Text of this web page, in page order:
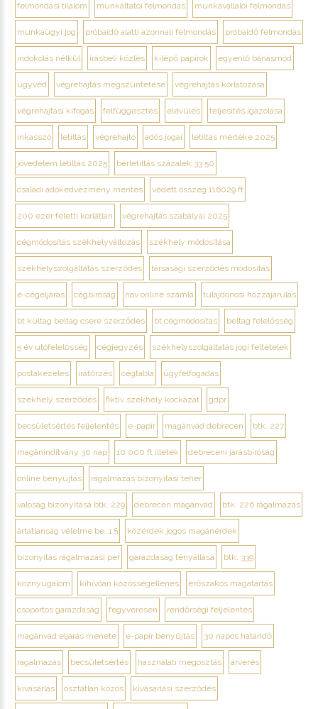
felmondási tilalom munkáltatói felmondás munkavállalói felmondás
munkaügyi jog próbaidő alatti azonnali felmondás próbaidő felmondás
indokolás nélkül írásbeli közlés kilépő papírok egyenlő bánásmód
ügyvéd végrehajtás megszüntetése végrehajtás korlátozása
végrehajtási kifogás felfüggesztés elévülés teljesítés igazolása
inkasszó letiltás végrehajtó adós jogai letiltás mértéke 2025
jövedelem letiltás 2025 bérletiltás százalék 33 50
családi adókedvezmény mentes védett összeg 116029 ft
200 ezer feletti korlátlan végrehajtás szabályai 2025
cégmódosítás székhelyváltozás székhely módosítása
székhelyszolgáltatás szerződés társasági szerződés módosítás
e-cégeljárás cégbíróság nav online számla tulajdonosi hozzájárulás
bt kültag beltag csere szerződés bt cégmódosítás beltag felelősség
5 év utófelelősség cégjegyzés székhelyszolgáltatás jogi feltételek
postakezelés iratőrzés cégtábla ügyfélfogadás
székhely szerződés fiktív székhely kockázat gdpr
becsületsértés feljelentés e-papír magánvád debrecen btk. 227
magánindítvány 30 nap 10 000 ft illeték debreceni járásbíróság
online benyújtás rágalmazás bizonyítási teher
valóság bizonyítása btk. 229 debrecen magánvád btk. 226 rágalmazás
ártatlanság vélelme be. 1 § közérdek jogos magánérdek
bizonyítás rágalmazási per garázdaság tényállása btk. 339
köznyugalom kihívóan közösségellenes erőszakos magatartás
csoportos garázdaság fegyveresen rendőrségi feljelentés
magánvád eljárás menete e-papír benyújtás 30 napos határidő
rágalmazás becsületsértés használati megosztás árverés
kivásárlás osztatlan közös kivásárlási szerződés